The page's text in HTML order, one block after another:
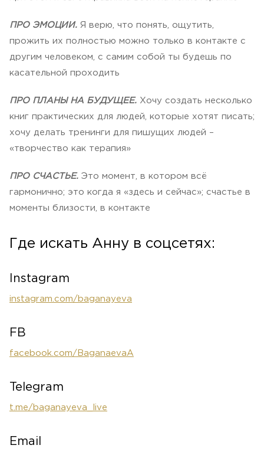
ПРО ЭМОЦИИ. Я верю, что понять, ощутить,
прожить их полностью можно только в контакте с
другим человеком, с самим собой ты будешь по
касательной проходить
ПРО ПЛАНЫ НА БУДУЩЕЕ. Хочу создать несколько
книг практических для людей, которые хотят писать;
хочу делать тренинги для пишущих людей –
«творчество как терапия»
ПРО СЧАСТЬЕ. Это момент, в котором всё
гармонично; это когда я «здесь и сейчас»; счастье в
моменты близости, в контакте
Где искать Анну в соцсетях:
Instagram
instagram.com/baganayeva
FB
facebook.com/BaganaevaA
Telegram
t.me/baganayeva_live
Email